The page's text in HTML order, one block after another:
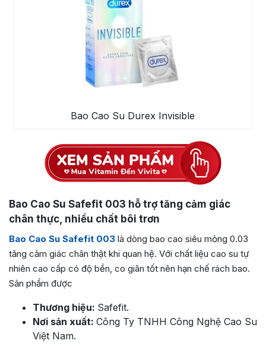
Bao Cao Su Durex Invisible
Bao Cao Su Safefit 003 hỗ trợ tăng cảm giác
chân thực, nhiều chất bôi trơn
Bao Cao Su Safefit 003 là dòng bao cao siêu mỏng 0.03
tăng cảm giác chân thật khi quan hệ. Với chất liệu cao su tự
nhiên cao cấp có độ bền, co giãn tốt nên hạn chế rách bao.
Sản phẩm được
Thương hiệu: Safefit.
Nơi sản xuất: Công Ty TNHH Công Nghệ Cao Su
Việt Nam.